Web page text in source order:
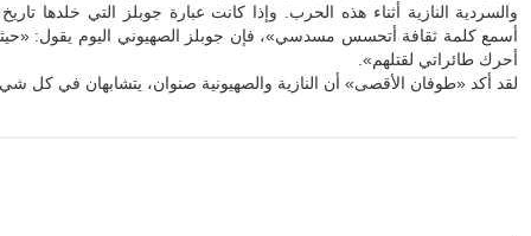
والسردية النازية أثناء هذه الحرب. وإذا كانت عبارة جوبلز التي خلدها تاريخ
أسمع كلمة ثقافة أتحسس مسدسي»، فإن جوبلز الصهيوني اليوم يقول:
أحرك طائراتي لقتلهم».
لقد أكد «طوفان الأقصى» أن النازية والصهيونية صنوان، يتشابهان في كل